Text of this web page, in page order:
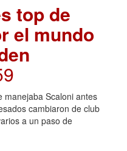
top de
el mundo
manejaba Scaloni antes
cambiaron de club
a un paso de